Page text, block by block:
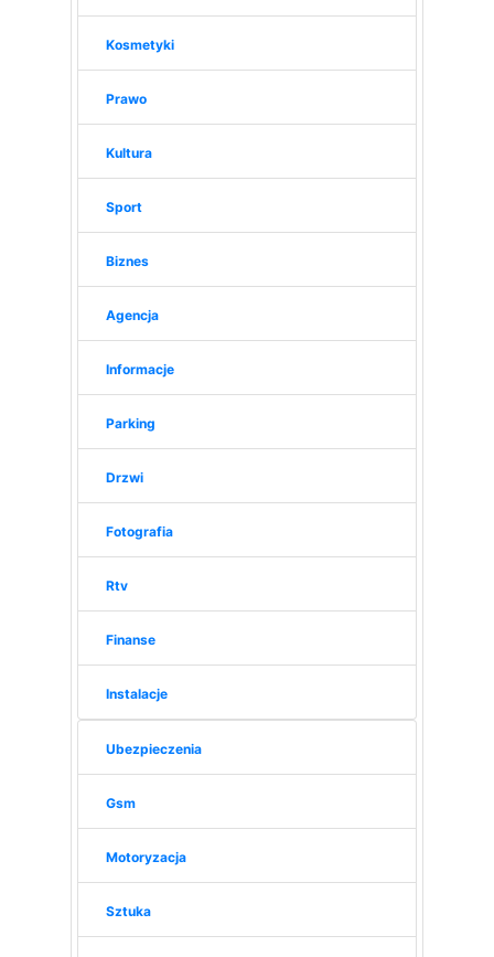
Kosmetyki
Prawo
Kultura
Sport
Biznes
Agencja
Informacje
Parking
Drzwi
Fotografia
Rtv
Finanse
Instalacje
Ubezpieczenia
Gsm
Motoryzacja
Sztuka